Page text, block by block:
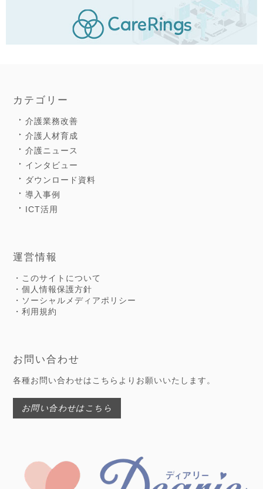
カテゴリー
介護業務改善
介護人材育成
介護ニュース
インタビュー
ダウンロード資料
導入事例
ICT活用
運営情報
・このサイトについて
・個人情報保護方針
・ソーシャルメディアポリシー
・利用規約
お問い合わせ
各種お問い合わせはこちらよりお願いいたします。
お問い合わせはこちら